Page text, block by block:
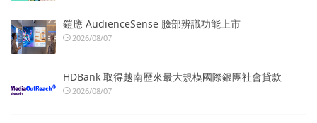
鎧應 AudienceSense 臉部辨識功能上市
2026/08/07
HDBank 取得越南歷來最大規模國際銀團社會貸款
2026/08/07